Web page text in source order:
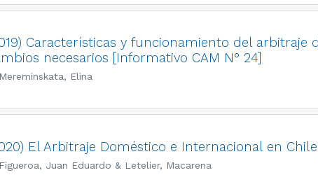
Características y funcionamiento del arbitraje
necesarios [Informativo CAM N° 24]
Mereminskata, Elina
El Arbitraje Doméstico e Internacional en
Figueroa, Juan Eduardo & Letelier, Macarena